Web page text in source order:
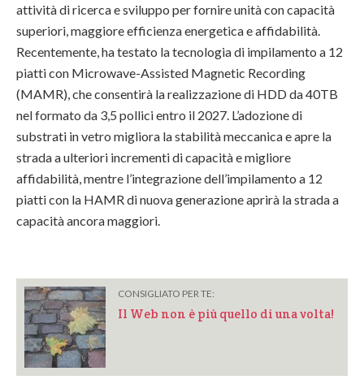
attività di ricerca e sviluppo per fornire unità con capacità
superiori, maggiore efficienza energetica e affidabilità.
Recentemente, ha testato la tecnologia di impilamento a 12
piatti con Microwave-Assisted Magnetic Recording
(MAMR), che consentirà la realizzazione di HDD da 40TB
nel formato da 3,5 pollici entro il 2027. L’adozione di
substrati in vetro migliora la stabilità meccanica e apre la
strada a ulteriori incrementi di capacità e migliore
affidabilità, mentre l’integrazione dell’impilamento a 12
piatti con la HAMR di nuova generazione aprirà la strada a
capacità ancora maggiori.
CONSIGLIATO PER TE:
Il Web non è più quello di una volta!